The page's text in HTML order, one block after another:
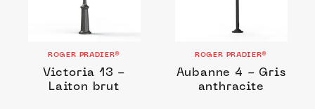
ROGER PRADIER®
Victoria 13 -
Laiton brut
ROGER PRADIER®
Aubanne 4 - Gris
anthracite